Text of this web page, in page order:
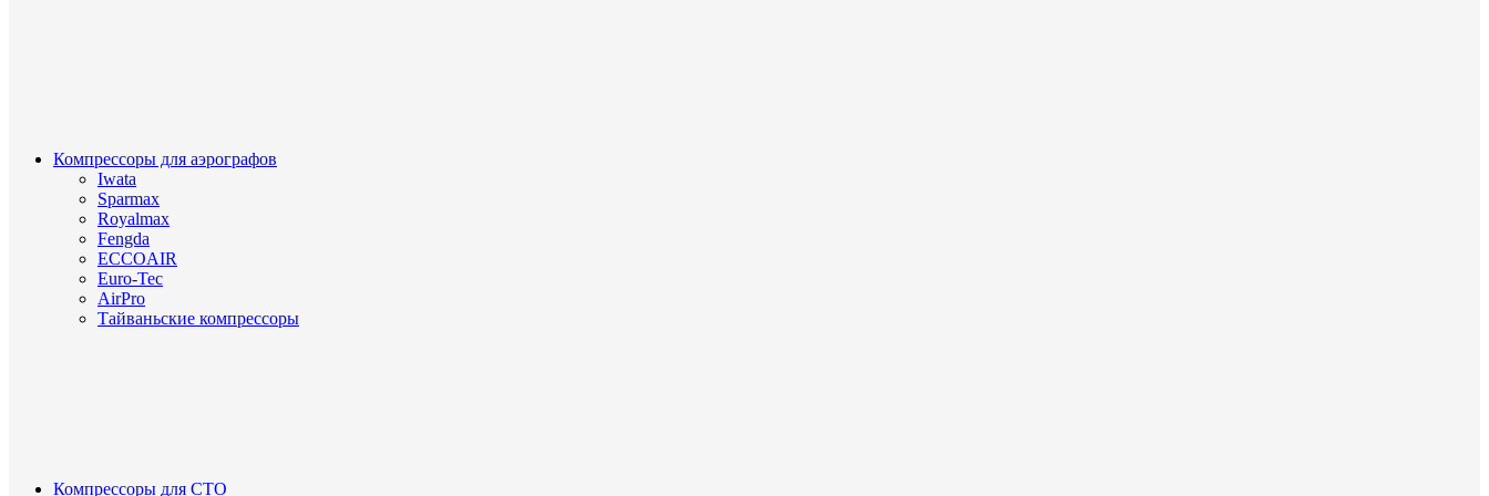
Компрессоры для аэрографов
Iwata
Sparmax
Royalmax
Fengda
ECCOAIR
Euro-Tec
AirPro
Тайваньские компрессоры
Компрессоры для СТО